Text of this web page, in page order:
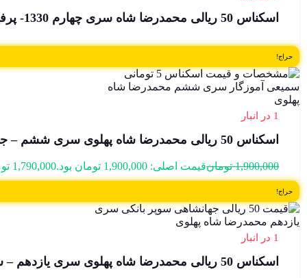
اسکناس 50 ریالی محمدرضا شاه سری چهارم 1330- پرفیکس 1 سوپر بانکی – 1/347014
حراج!
1 در انبار
اسکناس 50 ریالی محمدرضا شاه پهلوی سری ششم – جفت – 826827,8
1,900,000 تومانقیمت اصلی: 1,900,000 تومان بود. 1,790,000
حراج!
1 در انبار
اسکناس 50 ریالی محمدرضا شاه پهلوی سری یازدهم – سوپر بانکی – 357807